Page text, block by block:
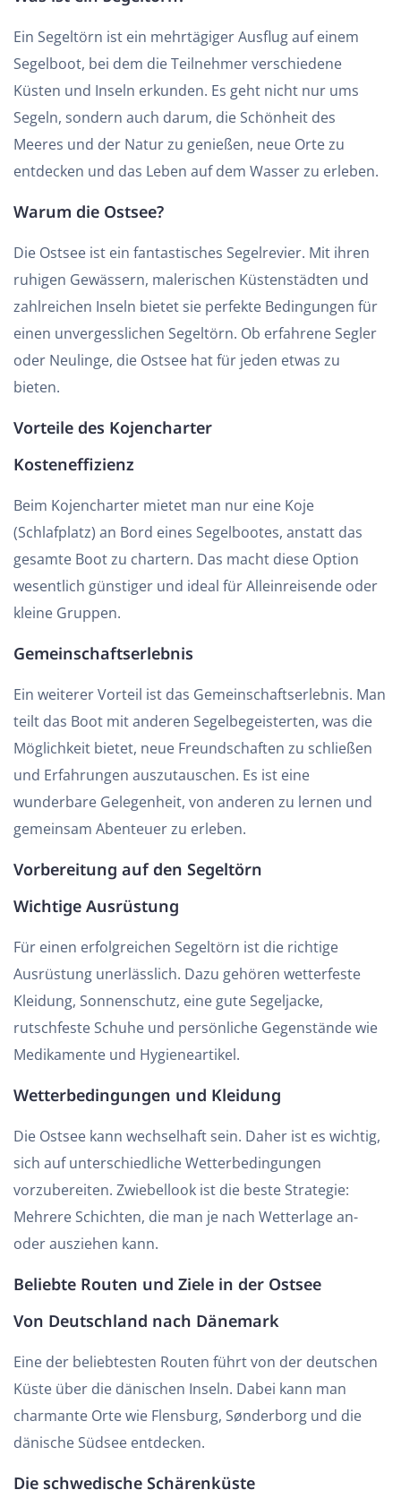
Ein Segeltörn ist ein mehrtägiger Ausflug auf einem
Segelboot, bei dem die Teilnehmer verschiedene
Küsten und Inseln erkunden. Es geht nicht nur ums
Segeln, sondern auch darum, die Schönheit des
Meeres und der Natur zu genießen, neue Orte zu
entdecken und das Leben auf dem Wasser zu erleben.
Warum die Ostsee?
Die Ostsee ist ein fantastisches Segelrevier. Mit ihren
ruhigen Gewässern, malerischen Küstenstädten und
zahlreichen Inseln bietet sie perfekte Bedingungen für
einen unvergesslichen Segeltörn. Ob erfahrene Segler
oder Neulinge, die Ostsee hat für jeden etwas zu
bieten.
Vorteile des Kojencharter
Kosteneffizienz
Beim Kojencharter mietet man nur eine Koje
(Schlafplatz) an Bord eines Segelbootes, anstatt das
gesamte Boot zu chartern. Das macht diese Option
wesentlich günstiger und ideal für Alleinreisende oder
kleine Gruppen.
Gemeinschaftserlebnis
Ein weiterer Vorteil ist das Gemeinschaftserlebnis. Man
teilt das Boot mit anderen Segelbegeisterten, was die
Möglichkeit bietet, neue Freundschaften zu schließen
und Erfahrungen auszutauschen. Es ist eine
wunderbare Gelegenheit, von anderen zu lernen und
gemeinsam Abenteuer zu erleben.
Vorbereitung auf den Segeltörn
Wichtige Ausrüstung
Für einen erfolgreichen Segeltörn ist die richtige
Ausrüstung unerlässlich. Dazu gehören wetterfeste
Kleidung, Sonnenschutz, eine gute Segeljacke,
rutschfeste Schuhe und persönliche Gegenstände wie
Medikamente und Hygieneartikel.
Wetterbedingungen und Kleidung
Die Ostsee kann wechselhaft sein. Daher ist es wichtig,
sich auf unterschiedliche Wetterbedingungen
vorzubereiten. Zwiebellook ist die beste Strategie:
Mehrere Schichten, die man je nach Wetterlage an-
oder ausziehen kann.
Beliebte Routen und Ziele in der Ostsee
Von Deutschland nach Dänemark
Eine der beliebtesten Routen führt von der deutschen
Küste über die dänischen Inseln. Dabei kann man
charmante Orte wie Flensburg, Sønderborg und die
dänische Südsee entdecken.
Die schwedische Schärenküste